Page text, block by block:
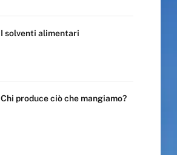
I solventi alimentari
Chi produce ciò che mangiamo?